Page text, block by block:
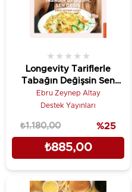
Longevity Tariflerle
Tabağın Değişsin Sen
Değiş
★ ★ ★ ★ ★
Ebru Zeynep Altay
Destek Yayınları
₺885,00
₺1.180,00 %25